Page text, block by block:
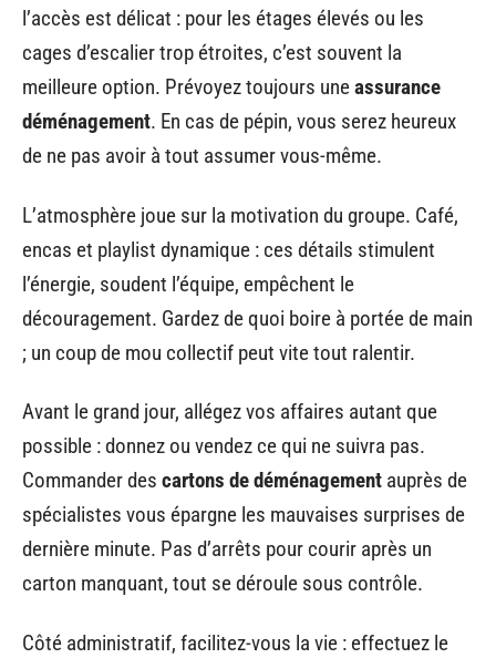
l’accès est délicat : pour les étages élevés ou les
cages d’escalier trop étroites, c’est souvent la
meilleure option. Prévoyez toujours uneassurance
déménagement. En cas de pépin, vous serez heureux
de ne pas avoir à tout assumer vous-même.
L’atmosphère joue sur la motivation du groupe. Café,
encas et playlist dynamique : ces détails stimulent
l’énergie, soudent l’équipe, empêchent le
découragement. Gardez de quoi boire à portée de main
; un coup de mou collectif peut vite tout ralentir.
Avant le grand jour, allégez vos affaires autant que
possible : donnez ou vendez ce qui ne suivra pas.
Commander des cartons de déménagement auprès de
spécialistes vous épargne les mauvaises surprises de
dernière minute. Pas d’arrêts pour courir après un
carton manquant, tout se déroule sous contrôle.
Côté administratif, facilitez-vous la vie : effectuez le